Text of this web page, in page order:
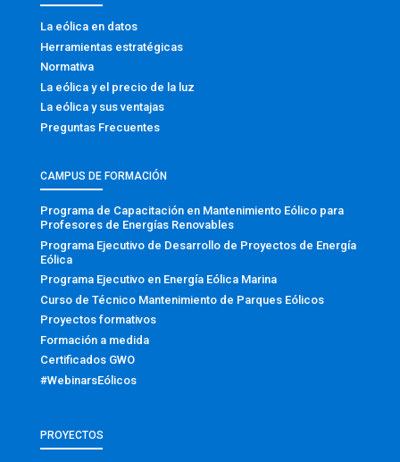
La eólica en datos
Herramientas estratégicas
Normativa
La eólica y el precio de la luz
La eólica y sus ventajas
Preguntas Frecuentes
CAMPUS DE FORMACIÓN
Programa de Capacitación en Mantenimiento Eólico para
Profesores de Energías Renovables
Programa Ejecutivo de Desarrollo de Proyectos de Energía
Eólica
Programa Ejecutivo en Energía Eólica Marina
Curso de Técnico Mantenimiento de Parques Eólicos
Proyectos formativos
Formación a medida
Certificados GWO
#WebinarsEólicos
PROYECTOS